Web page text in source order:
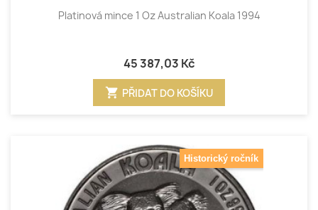
Platinová mince 1 Oz Australian Koala 1994
45 387,03 Kč
shopping_cart PŘIDAT DO KOŠÍKU
Historický ročník